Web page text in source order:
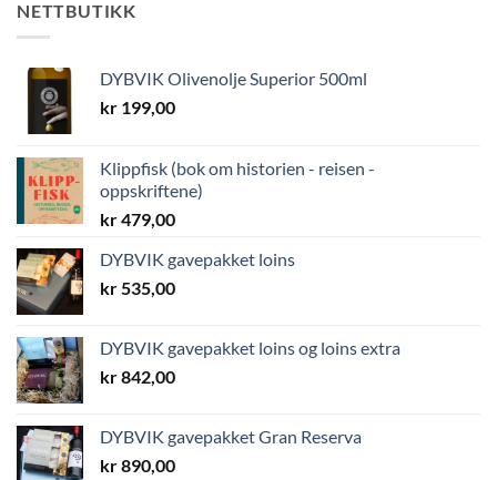
NETTBUTIKK
DYBVIK Olivenolje Superior 500ml
kr 199,00
Klippfisk (bok om historien - reisen -
oppskriftene)
kr479,00
DYBVIK gavepakket loins
kr535,00
DYBVIK gavepakket loins og loins extra
kr842,00
DYBVIK gavepakket Gran Reserva
kr890,00